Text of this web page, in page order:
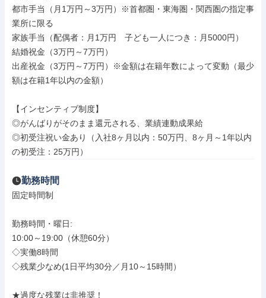
都市手当（月1万円～3万円）※首都圏・東海圏・関西圏の指定事
業所に限る
家族手当（配偶者：月1万円　子ども一人につき：月5000円）
結婚祝金（3万円～7万円）
出産祝金（3万円～7万円）※金額は在籍年数によって変動（最少
額は在籍1年以内の金額）
【インセンティブ制度】
◎がんばりがそのまま還元される、業績連動成果給
◎初受注祝い金あり（入社8ヶ月以内：50万円、8ヶ月～1年以内
の初受注：25万円）
勤務時間
固定時間制
勤務時間・曜日:
10:00～19:00（休憩60分）
◇実働8時間
◇残業少なめ(1日平均30分／月10～15時間）
★過度な残業は非推奨！